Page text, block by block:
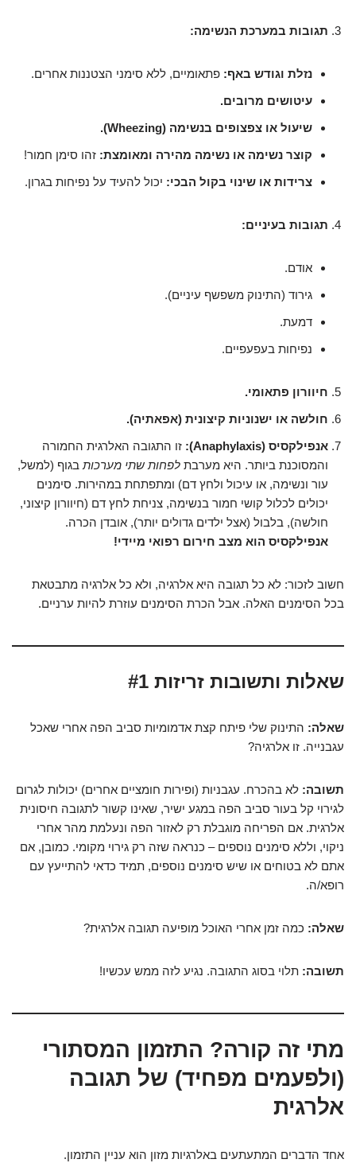
תגובות במערכת הנשימה:
נזלת וגודש באף: פתאומיים, ללא סימני הצטננות אחרים.
עיטושים מרובים.
שיעול או צפצופים בנשימה (Wheezing).
קוצר נשימה או נשימה מהירה ומאומצת: זהו סימן חמור!
צרידות או שינוי בקול הבכי: יכול להעיד על נפיחות בגרון.
תגובות בעיניים:
אודם.
גירוד (התינוק משפשף עיניים).
דמעת.
נפיחות בעפעפיים.
חיוורון פתאומי.
חולשה או ישנוניות קיצונית (אפאתיה).
אנפילקסיס (Anaphylaxis):
זו התגובה האלרגית החמורה
והמסוכנת ביותר. היא מערבת לפחות שתי מערכות בגוף (למשל,
עור ונשימה, או עיכול ולחץ דם) ומתפתחת במהירות. סימנים
יכולים לכלול קושי חמור בנשימה, צניחת לחץ דם (חיוורון קיצוני,
חולשה), בלבול (אצל ילדים גדולים יותר), אובדן הכרה.
אנפילקסיס הוא מצב חירום רפואי מיידי!
חשוב לזכור: לא כל תגובה היא אלרגיה, ולא כל אלרגיה מתבטאת
בכל הסימנים האלה. אבל הכרת הסימנים עוזרת להיות ערניים.
שאלות ותשובות זריזות #1
שאלה: התינוק שלי פיתח קצת אדמומיות סביב הפה אחרי שאכל
עגבנייה. זו אלרגיה?
תשובה: לא בהכרח. עגבניות (ופירות חומציים אחרים) יכולות לגרום
לגירוי קל בעור סביב הפה במגע ישיר, שאינו קשור לתגובה חיסונית
אלרגית. אם הפריחה מוגבלת רק לאזור הפה ונעלמת מהר אחרי
ניקוי, וללא סימנים נוספים – כנראה שזה רק גירוי מקומי. כמובן, אם
אתם לא בטוחים או שיש סימנים נוספים, תמיד כדאי להתייעץ עם
רופא/ה.
שאלה: כמה זמן אחרי האוכל מופיעה תגובה אלרגית?
תשובה: תלוי בסוג התגובה. נגיע לזה ממש עכשיו!
מתי זה קורה? התזמון המסתורי
(ולפעמים מפחיד) של תגובה
אלרגית
אחד הדברים המתעתעים באלרגיות מזון הוא עניין התזמון.